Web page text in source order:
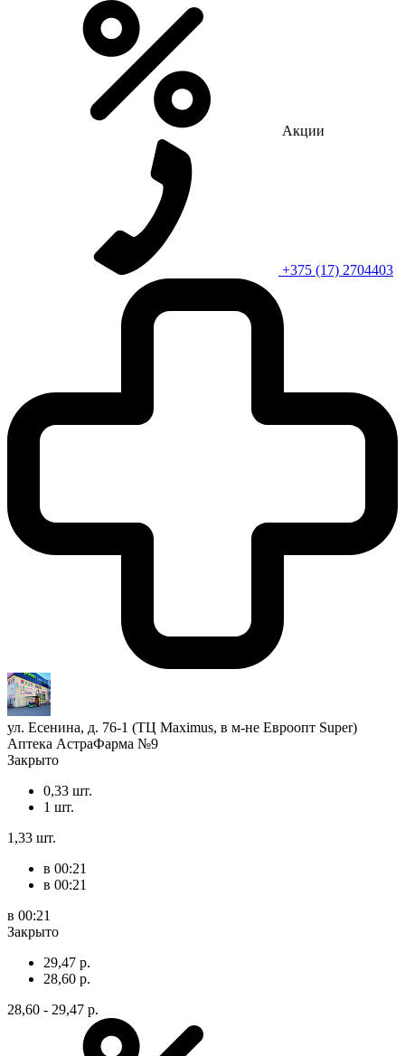
Акции
+375 (17) 2704403
ул. Есенина, д. 76-1 (ТЦ Maximus, в м-не Евроопт Super)
Аптека АстраФарма №9
Закрыто
0,33 шт.
1 шт.
1,33 шт.
в 00:21
в 00:21
в 00:21
Закрыто
29,47 р.
28,60 р.
28,60 - 29,47 р.